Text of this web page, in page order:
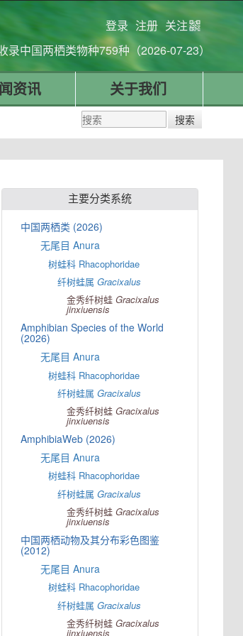
登录 注册 关注
录中国两栖类物种759种（2026-07-23）
资讯 关于我们
主要分类系统
中国两栖类 (2026)
无尾目 Anura
树蛙科 Rhacophoridae
纤树蛙属Gracixalus
金秀纤树蛙Gracixalus
jinxiuensis
Amphibian Species of the World
(2026)
无尾目 Anura
树蛙科 Rhacophoridae
纤树蛙属Gracixalus
金秀纤树蛙Gracixalus
jinxiuensis
AmphibiaWeb (2026)
无尾目 Anura
树蛙科 Rhacophoridae
纤树蛙属Gracixalus
金秀纤树蛙Gracixalus
jinxiuensis
中国两栖动物及其分布彩色图鉴
(2012)
无尾目 Anura
树蛙科 Rhacophoridae
纤树蛙属Gracixalus
金秀纤树蛙Gracixalus
jinxiuensis